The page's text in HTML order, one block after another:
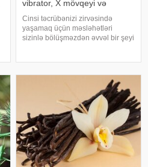
vibrator, X mövqeyi və
Cinsi təcrübənizi zirvəsində
yaşamaq üçün məsləhətləri
sizinlə bölüşməzdən əvvəl bir şeyi
deyil. Bu klassik cinsi əlaqədən